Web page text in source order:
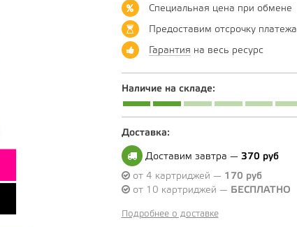
Специальная цена при обмене
Предоставим отсрочку платежа
Гарантия на весь ресурс
Наличие на складе:
Доставка:
Доставим завтра — 370 руб
от 4 картриджей — 170 руб
от 10 картриджей —
БЕСПЛАТНО
Подробнее о доставке